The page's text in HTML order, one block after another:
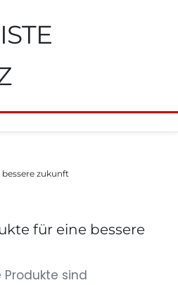
zukunft
für eine bessere
Produkte sind